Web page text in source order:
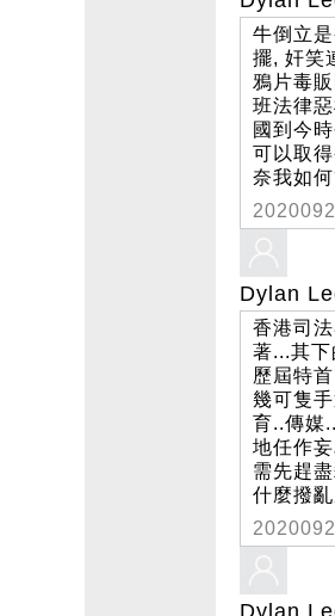
牛倒立
擺, 奸笑
鴉片毒
班法律
國到今
可以取
奈我如
Dylan
香港司
著...其
歷屆特
幾可隻
育..傳媒
地任作
需先趕
什麼撥
Dylan